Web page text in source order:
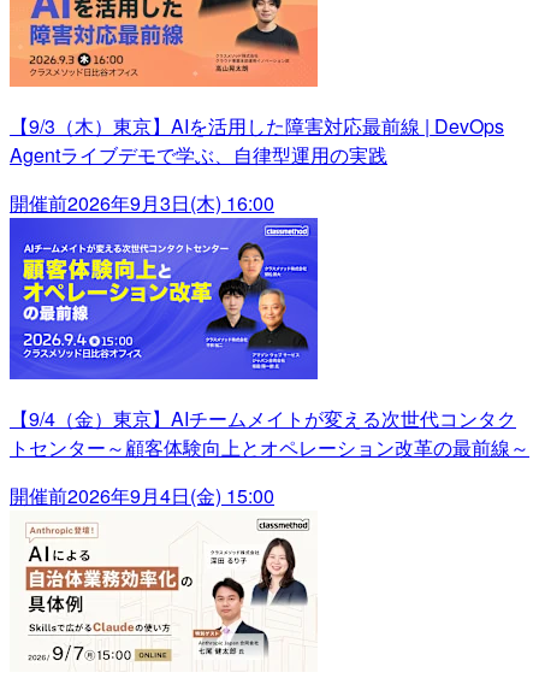
【9/3（木）東京】AIを活用した障害対応最前線 | DevOps
Agentライブデモで学ぶ、自律型運用の実践
開催前2026年9月3日(木) 16:00
【9/4（金）東京】AIチームメイトが変える次世代コンタク
トセンター～顧客体験向上とオペレーション改革の最前線～
開催前2026年9月4日(金) 15:00